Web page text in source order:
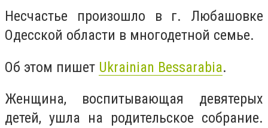
Несчастье произошло в г. Любашовке
Одесской области в многодетной семье.
Об этом пишет Ukrainian Bessarabia.
Женщина, воспитывающая девятерых
детей, ушла на родительское собрание.